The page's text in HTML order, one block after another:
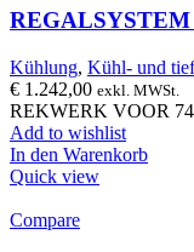
REGALSYSTEM
Kühlung, Kühl- und
€ 1.242,00 exkl. MWSt.
REKWERK VOOR
Add to wishlist
In den Warenkorb
Quick view
Compare